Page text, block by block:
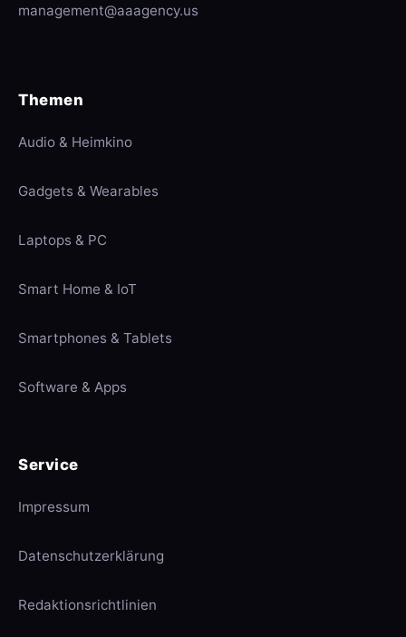
management@aaagency.us
Themen
Audio & Heimkino
Gadgets & Wearables
Laptops & PC
Smart Home & IoT
Smartphones & Tablets
Software & Apps
Service
Impressum
Datenschutzerklärung
Redaktionsrichtlinien